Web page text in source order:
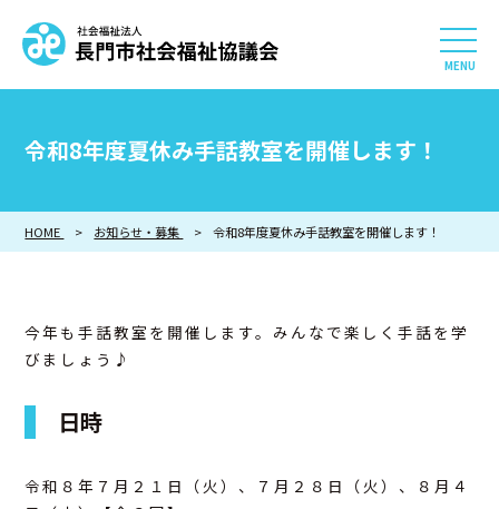
社会福祉法人 長門市社
相談したい
採用情報
令和8年度夏休み手話教室を開催します！
HOME お知らせ・募集 令和8年度夏休み手話教室を開催します！
今年も手話教室を開催します。みんなで楽しく手話を学
びましょう♪
日時
令和８年７月２１日（火）、７月２８日（火）、８月４